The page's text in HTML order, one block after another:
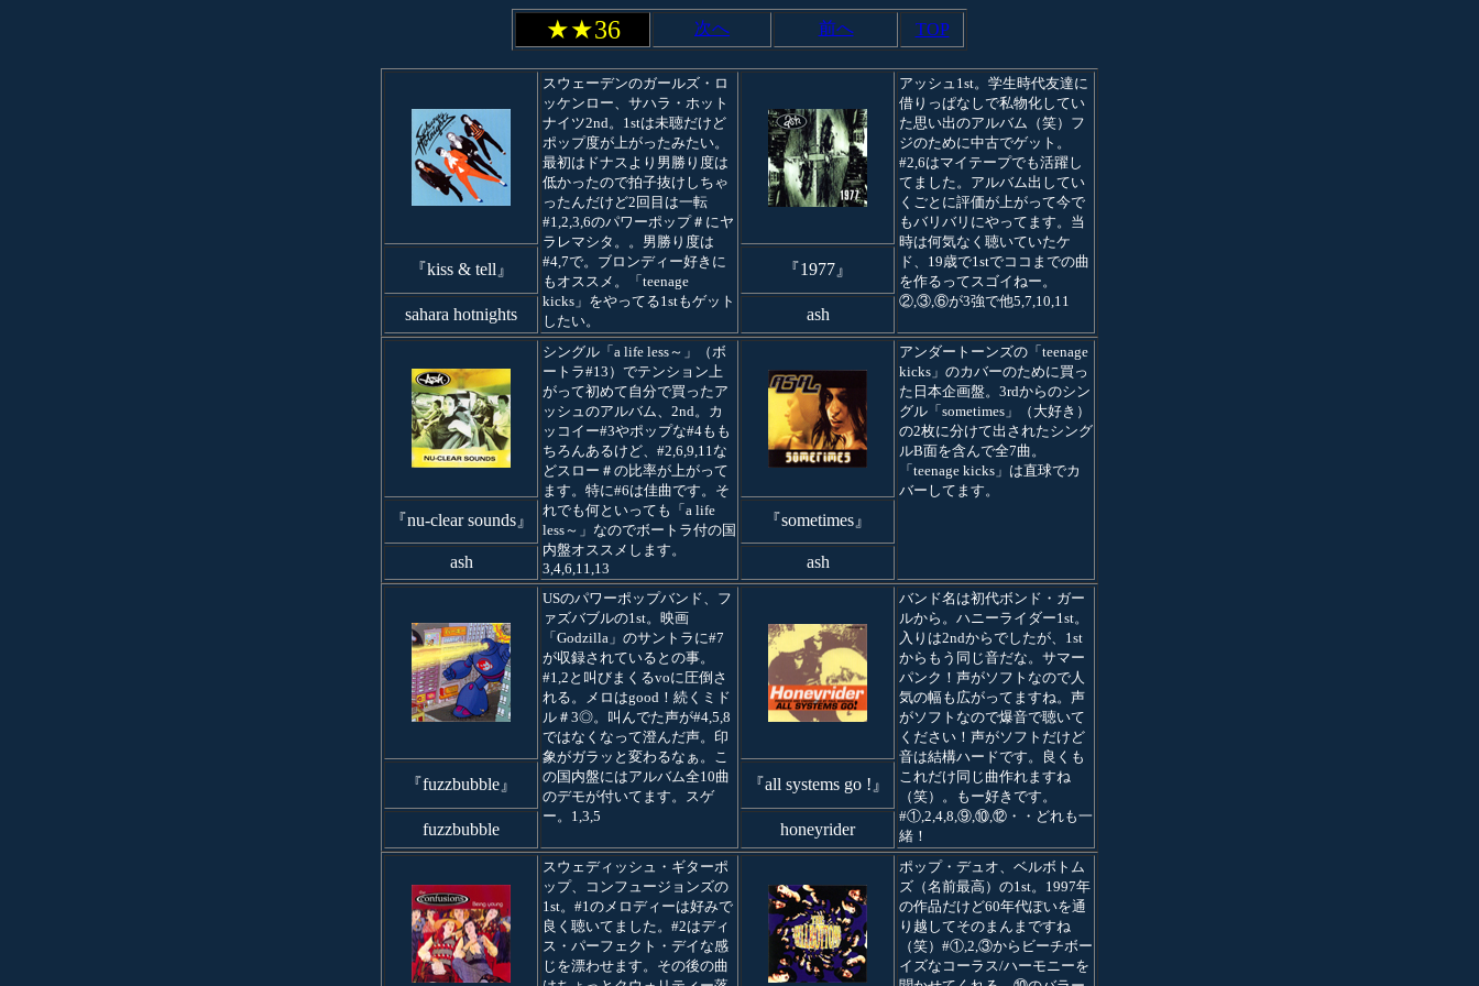
★★36 次へ 前へ TOP
スウェーデンのガールズ・ロ
ッケンロー、サハラ・ホット
ナイツ2nd。1stは未聴だけど
ポップ度が上がったみたい。
最初はドナスより男勝り度は
低かったので拍子抜けしちゃ
ったんだけど2回目は一転
#1,2,3,6のパワーポップ＃にヤ
ラレマシタ。。男勝り度は
#4,7で。ブロンディー好きに
もオススメ。「teenage
kicks」をやってる1stもゲット
したい。
アッシュ1st。学生時代友達に
借りっぱなしで私物化してい
た思い出のアルバム（笑）フ
ジのために中古でゲット。
#2,6はマイテープでも活躍し
てました。アルバム出してい
くごとに評価が上がって今で
もバリバリにやってます。当
時は何気なく聴いていたケ
ド、19歳で1stでココまでの曲
を作るってスゴイねー。
②,③,⑥が3強で他5,7,10,11
『kiss & tell』 『1977』
sahara hotnights ash
シングル「a life less～」（ボ
ートラ#13）でテンション上
がって初めて自分で買ったア
ッシュのアルバム、2nd。カ
ッコイー#3やポップな#4もも
ちろんあるけど、#2,6,9,11な
どスロー＃の比率が上がって
ます。特に#6は佳曲です。そ
れでも何といっても「a life
less～」なのでボートラ付の国
内盤オススメします。
3,4,6,11,13
アンダートーンズの「teenage
kicks」のカバーのために買っ
た日本企画盤。3rdからのシン
グル「sometimes」（大好き）
の2枚に分けて出されたシング
ルB面を含んで全7曲。
「teenage kicks」は直球でカ
バーしてます。
『nu-clear sounds』 『sometimes』
ash ash
USのパワーポップバンド、フ
ァズバブルの1st。映画
「Godzilla」のサントラに#7
が収録されているとの事。
#1,2と叫びまくるvoに圧倒さ
れる。メロはgood！続くミド
ル＃3◎。叫んでた声が#4,5,8
ではなくなって澄んだ声。印
象がガラッと変わるなぁ。こ
の国内盤にはアルバム全10曲
のデモが付いてます。スゲ
ー。1,3,5
バンド名は初代ボンド・ガー
ルから。ハニーライダー1st。
入りは2ndからでしたが、1st
からもう同じ音だな。サマー
パンク！声がソフトなので人
気の幅も広がってますね。声
がソフトなので爆音で聴いて
ください！声がソフトだけど
音は結構ハードです。良くも
これだけ同じ曲作れますね
（笑）。もー好きです。
#①,2,4,8,⑨,⑩,⑫・・どれも一
緒！
『fuzzbubble』 『all systems go !』
fuzzbubble honeyrider
スウェディッシュ・ギターポ
ップ、コンフュージョンズの
1st。#1のメロディーは好みで
良く聴いてました。#2はディ
ス・パーフェクト・デイな感
じを漂わせます。その後の曲
ポップ・デュオ、ベルボトム
ズ（名前最高）の1st。1997年
の作品だけど60年代ぽいを通
り越してそのまんまですね
（笑）#①,2,③からビーチボー
イズなコーラス/ハーモニーを